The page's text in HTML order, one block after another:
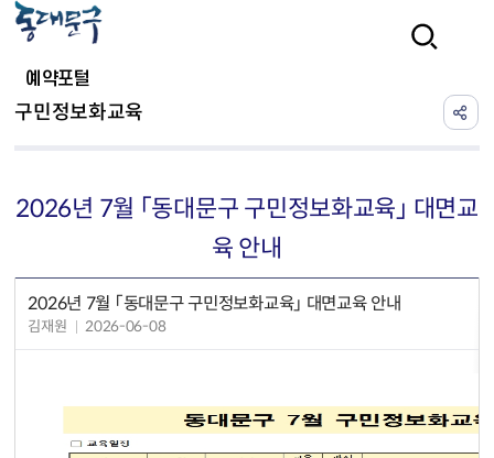
예약포털
구민정보화교육
2026년 7월 「동대문구 구민정보화교육」 대면교
육 안내
2026년 7월 「동대문구 구민정보화교육」 대면교육 안내
김재원 2026-06-08